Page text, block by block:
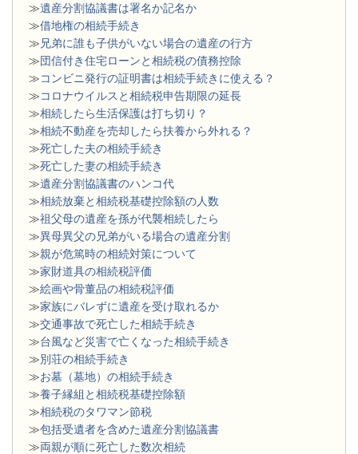
≫遺産分割協議書は署名か記名か
≫借地権の相続手続き
≫ 兄弟に誰も子供がいない場合の遺産の行方
≫団信付き住宅ローンと相続税の債務控除
≫コンビニ発行の証明書は相続手続きに使える？
≫コロナウイルスと相続税申告期限の延長
≫相続したら生活保護は打ち切り？
≫相続不動産を売却したら扶養から外れる？
≫死亡した夫の相続手続き
≫死亡した妻の相続手続き
≫遺産分割協議書のハンコ代
≫相続放棄と相続税基礎控除額の人数
≫祖父母の遺産を孫が代襲相続したら
≫異母異父の兄弟がいる場合の遺産分割
≫親が危篤時の相続対策について
≫家財道具の相続税評価
≫絵画や骨董品の相続税評価
≫家族にバレずに遺産を受け取れるか
≫交通事故で死亡した相続手続き
≫台風など災害で亡くなった相続手続き
≫別荘の相続手続き
≫お墓（墓地）の相続手続き
≫養子縁組と相続税基礎控除額
≫相続税のタワマン節税
≫包括受遺者を含めた遺産分割協議書
≫両親が順に死亡した数次相続